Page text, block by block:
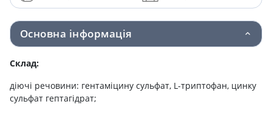
Основна інформація
Склад:
діючі речовини: гентаміцину сульфат, L-триптофан, цинку
сульфат гептагідрат;